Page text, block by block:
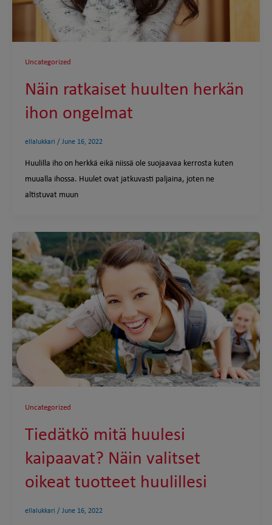
Uncategorized
Näin ratkaiset huulten herkän
ihon ongelmat
ellalukkari / June 16, 2022
Huulilla iho on herkkä eikä niissä ole suojaavaa kerrosta kuten
muualla ihossa. Huulet ovat jatkuvasti paljaina, joten ne
altistuvat muun
Uncategorized
Tiedätkö mitä huulesi
kaipaavat? Näin valitset
oikeat tuotteet huulillesi
ellalukkari / June 16, 2022